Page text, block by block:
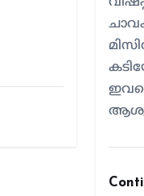
kerala news
തിങ്കളാഴ്ച